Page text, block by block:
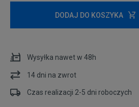
dostępności
M
DODAJ DO KOSZYKA
Wysyłka nawet w 48h
14 dni na zwrot
Czas realizacji 2-5 dni roboczych